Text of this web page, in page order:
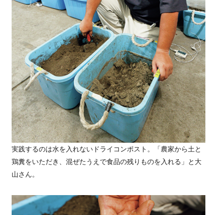
実践するのは水を入れないドライコンポスト。「農家から土と
鶏糞をいただき、混ぜたうえで食品の残りものを入れる」と大
山さん。